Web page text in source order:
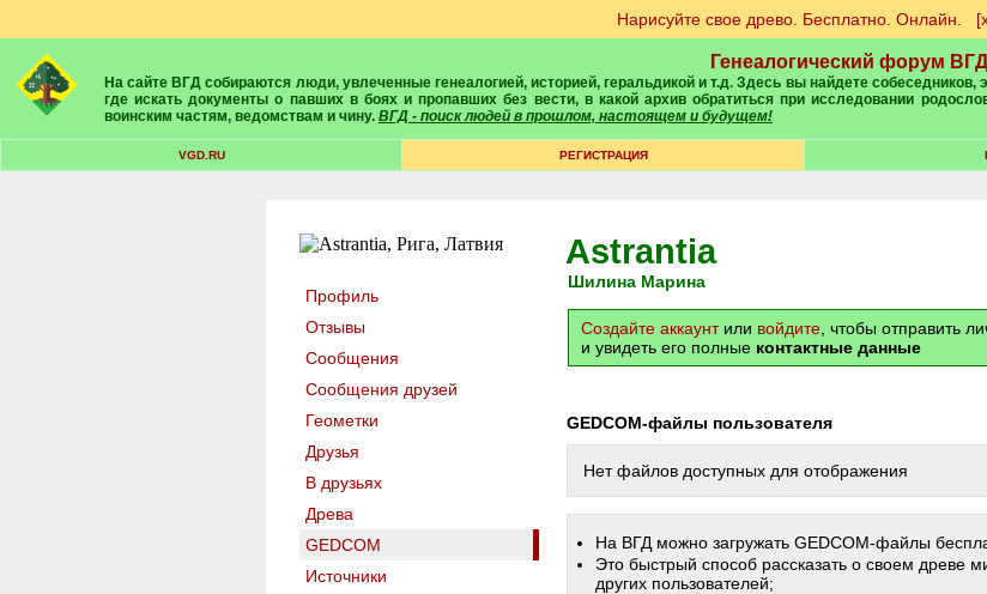
Нарисуйте свое древо. Бесплатно. Онлайн.
Генеалогический форум ВГД
На сайте ВГД собираются люди, увлеченные генеалогией, историей, геральдикой и т.д. Здесь вы найдете собеседников, экспертов, умелых помощников в поисках предков и родственников. Вам подскажут
где искать документы о павших в боях и пропавших без вести, в какой архив обратиться при исследовании
воинским частям, ведомствам и чину. ВГД - поиск людей в прошлом, настоящем и будущем!
VGD.RU РЕГИСТРАЦИЯ
Профиль
Отзывы
Сообщения
Сообщения друзей
Геометки
Друзья
В друзьях
Древа
GEDCOM
Источники
Astrantia
Шилина Марина
Создайте аккаунтили войдите , чтобы отправить
и увидеть его полные контактные данные
GEDCOM-файлы пользователя
Нет файлов доступных для отображения
На ВГД можно загружать GEDCOM-файлы
Это быстрый способ рассказать о своем древе
других пользователей;